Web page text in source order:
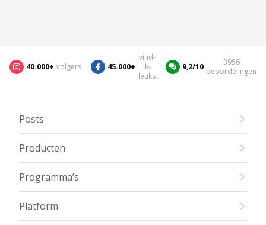
40.000+ volgers 45.000+
vind-
ik-
leuks
9,2/10
3956
beoordelingen
Posts
Producten
Programma’s
Platform